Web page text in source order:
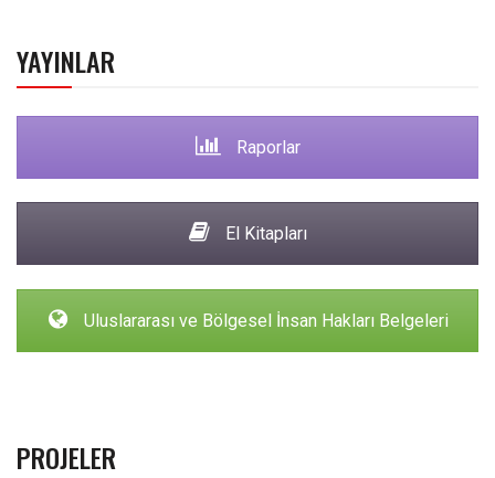
YAYINLAR
Raporlar
El Kitapları
Uluslararası ve Bölgesel İnsan Hakları Belgeleri
PROJELER